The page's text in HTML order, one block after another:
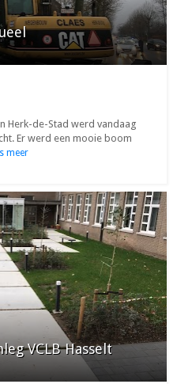
Herk-de-Stad werd vandaag
Er werd een mooie boom
meer
VCLB Hasselt